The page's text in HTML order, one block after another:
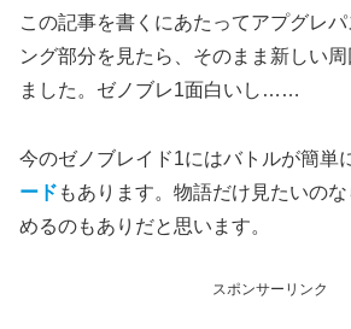
この記事を書くにあたってアプグレ
ング部分を見たら、そのまま新しい
ました。ゼノブレ1面白いし……
今のゼノブレイド1にはバトルが簡単
ード もあります。物語だけ見たいの
めるのもありだと思います。
スポンサーリンク